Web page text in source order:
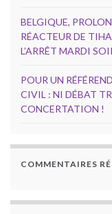
BELGIQUE,
RÉACTEUR DE
L’ARRÊT MARDI
POUR UN
CIVIL : NI DÉBAT
CONCERTATION !
COMMENTAIRES